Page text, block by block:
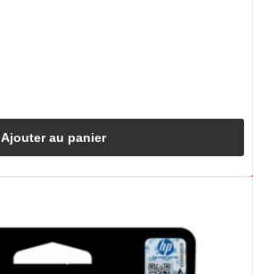
Ajouter au panier